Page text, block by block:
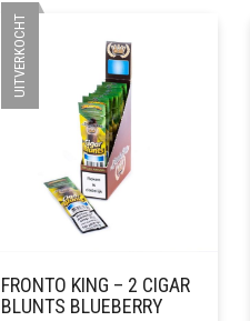
UITVERKOCHT
FRONTO KING – 2 CIGAR
BLUNTS BLUEBERRY